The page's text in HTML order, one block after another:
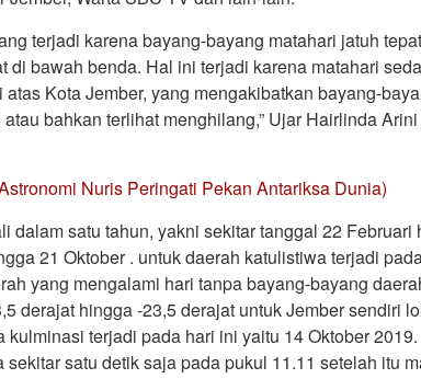
terjadi karena bayang-bayang matahari jatuh
di bawah benda. Hal ini terjadi karena matahari
atas Kota Jember, yang mengakibatkan bayang-
bahkan terlihat menghilang,” Ujar Hairlinda
Nuris Peringati Pekan Antariksa Dunia)
dalam satu tahun, yakni sekitar tanggal 22
21 Oktober . untuk daerah katulistiwa terjadi
yang mengalami hari tanpa bayang-bayang
derajat hingga -23,5 derajat untuk Jember sendiri
kulminasi terjadi pada hari ini yaitu 14 Oktober
satu detik saja pada pukul 11.11 setelah itu